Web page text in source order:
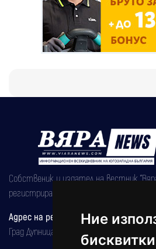
Ние
бисквитки
Собственик и издател на вестник
регистрирана на 08.05.2002 година.
Адрес на редакцията
Град Дупница, ул.''Христо Ботев" 43